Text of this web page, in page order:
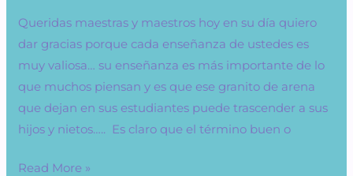
Queridas maestras y maestros hoy en su día quiero
dar gracias porque cada enseñanza de ustedes es
muy valiosa… su enseñanza es más importante de lo
que muchos piensan y es que ese granito de arena
que dejan en sus estudiantes puede trascender a sus
hijos y nietos….. Es claro que el término buen o
sobre
todo
a
los
de
mis
Read More »